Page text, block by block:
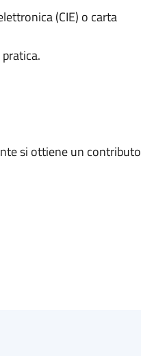
(CIE) o carta
si ottiene un contributo